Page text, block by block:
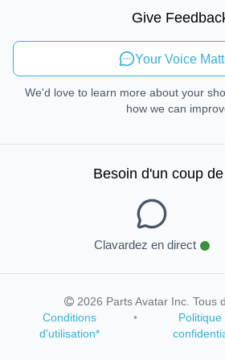
Envoyer des commentaires
Give
Your Voice
We'd love to learn more about your
how we can
Besoin d'un coup
Clavardez en direct
2026 Parts Avatar Inc. Tous
Conditions
d'utilisation*
•
Politique